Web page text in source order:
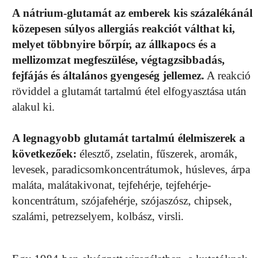
A nátrium-glutamát az emberek kis százalékánál
közepesen súlyos allergiás reakciót válthat ki,
melyet többnyire bőrpír, az állkapocs és a
mellizomzat megfeszülése, végtagzsibbadás,
fejfájás és általános gyengeség jellemez. A reakció
röviddel a glutamát tartalmú étel elfogyasztása után
alakul ki.
A legnagyobb glutamát tartalmú élelmiszerek a
következőek: élesztő, zselatin, fűszerek, aromák,
levesek, paradicsomkoncentrátumok, húsleves, árpa
maláta, malátakivonat, tejfehérje, tejfehérje-
koncentrátum, szójafehérje, szójaszósz, chipsek,
szalámi, petrezselyem, kolbász, virsli.